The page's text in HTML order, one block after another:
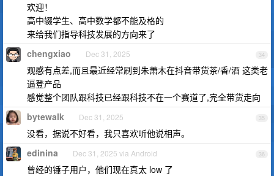
欢迎！
高中辍学生、高中数学都不能及格的
来给我们指导科技发展的方向来了
34
chengxiao Dec 31, 2025
观感有点差,而且最近经常刷到朱萧木在抖音带货茶/香/酒 这类老
逼登产品
感觉整个团队跟科技已经跟科技不在一个赛道了,完全带货走向
35
bytewalk Dec 31, 2025
没看，据说不好看，我只喜欢听他说相声。
36
edinina Dec 31, 2025 via Android
曾经的锤子用户，他们现在真太 low 了